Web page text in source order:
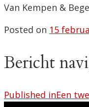
Van Kempen &
Posted on 15
Bericht
Published inEen